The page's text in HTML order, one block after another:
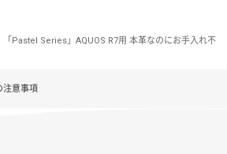
｜「Pastel Series」AQUOS R7用 本革なのにお手入れ不
注意事項